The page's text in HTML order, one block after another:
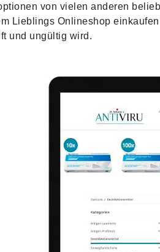
von vielen anderen
Lieblings Onlineshop
und ungültig wird.